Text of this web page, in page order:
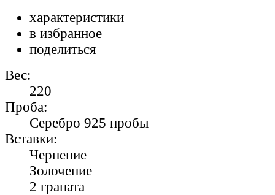
характеристики
в избранное
поделиться
Вес:
220
Проба:
Серебро 925 пробы
Вставки:
Чернение
Золочение
2 граната